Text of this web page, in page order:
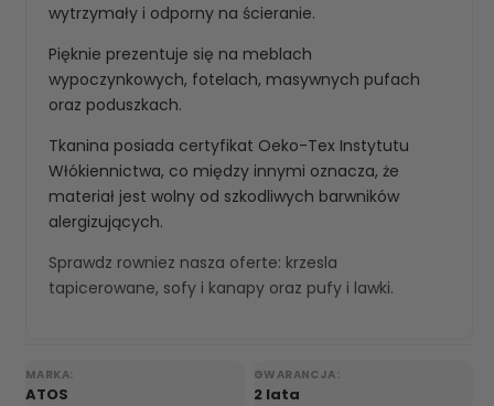
wytrzymały i odporny na ścieranie.
Pięknie prezentuje się na meblach
wypoczynkowych, fotelach, masywnych pufach
oraz poduszkach.
Tkanina posiada certyfikat Oeko-Tex Instytutu
Włókiennictwa, co między innymi oznacza, że
materiał jest wolny od szkodliwych barwników
alergizujących.
Sprawdz rowniez nasza oferte: krzesla
tapicerowane, sofy i kanapy oraz pufy i lawki.
MARKA:
ATOS
GWARANCJA:
2 lata